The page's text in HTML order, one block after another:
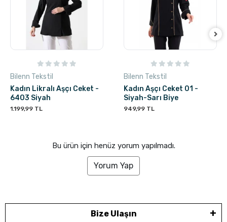
Bilenn Tekstil
Kadın Likralı Aşçı Ceket -
6403 Siyah
1.199,99 TL
Bilenn Tekstil
Kadın Aşçı Ceket 01 -
Siyah-Sarı Biye
949,99 TL
Bu ürün için henüz yorum yapılmadı.
Yorum Yap
Bize Ulaşın